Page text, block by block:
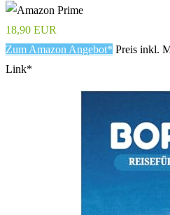
18,90 EUR
Zum Amazon Angebot* Preis inkl.
Link*